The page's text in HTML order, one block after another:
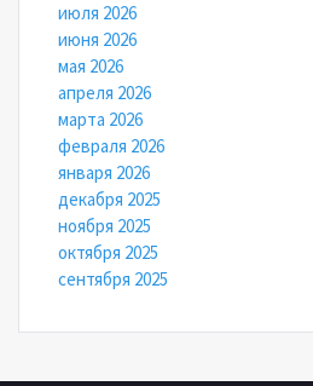
июля 2026
июня 2026
мая 2026
апреля 2026
марта 2026
февраля 2026
января 2026
декабря 2025
ноября 2025
октября 2025
сентября 2025